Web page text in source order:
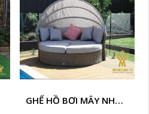
GHẾ HỒ BƠI MÂY NHỰA HTT - B38